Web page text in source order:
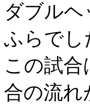
ダブル
ふらでし
この試
合の流れ